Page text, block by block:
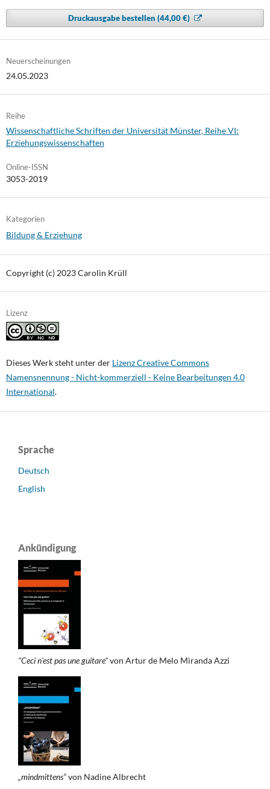
Druckausgabe bestellen (44,00 €)
Neuerscheinungen
24.05.2023
Reihe
Wissenschaftliche Schriften der Universität Münster, Reihe VI:
Erziehungswissenschaften
Online-ISSN
3053-2019
Kategorien
Bildung & Erziehung
Copyright (c) 2023 Carolin Krüll
Lizenz
Dieses Werk steht unter der Lizenz Creative Commons
Namensnennung - Nicht-kommerziell - Keine Bearbeitungen 4.0
International.
Sprache
Deutsch
English
Ankündigung
"Ceci n'est pas une guitare"von Artur de Melo Miranda Azzi
„mindmittens“von Nadine Albrecht